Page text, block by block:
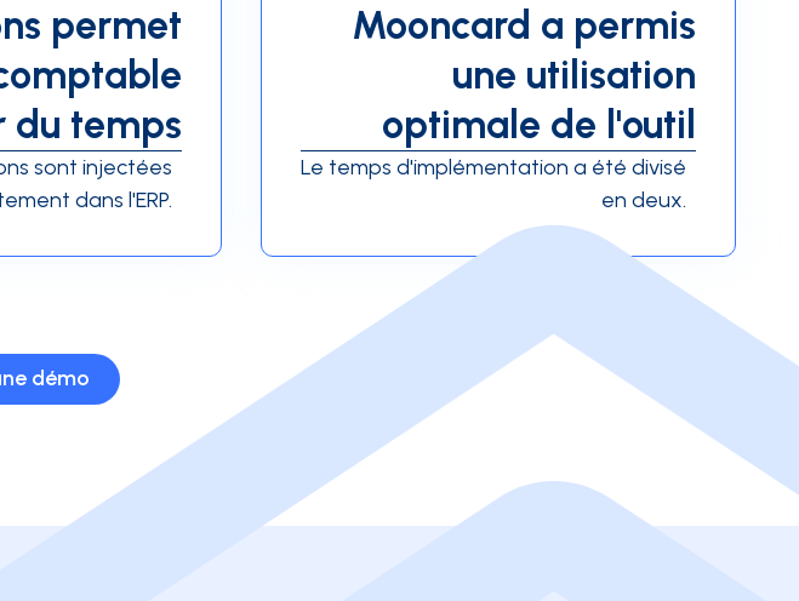
permet
du temps
sont injectées
dans l'ERP.
Mooncard a permis
une utilisation
optimale de l'outil
Le temps d'implémentation a été divisé
en deux.
démo